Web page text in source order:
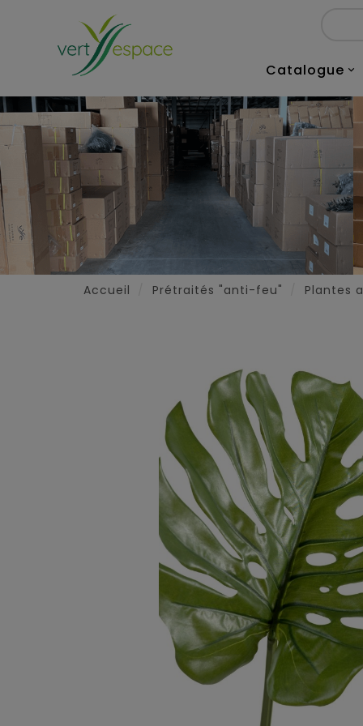

Catalogue
Accueil Prétraités "anti-feu" Plantes